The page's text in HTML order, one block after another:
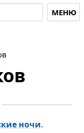
МЕНЮ
ночи.